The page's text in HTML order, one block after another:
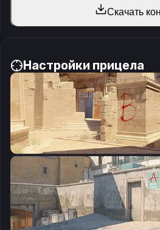
Скачать
Настройки прицела
CSGO-3AxbK-xmBKR-Rbuy8-